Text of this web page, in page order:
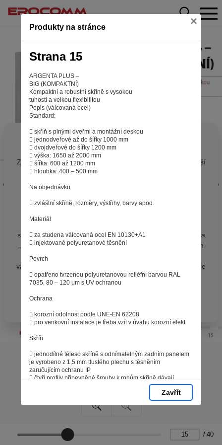
Produkty na stránce ×
Strana 15
ARGENTA PLUS –
BIG (KOMPAKTNÍ)
Kompaktní a robustní skříně s vysokou
tuhostí a velkou flexibilitou
Popis (válcovaná ocel)
Standard:
 skříň s plnými dveřmi a montážní deskou
 jednodveřové až do šířky 1000 mm
 dvojdveřové do šířky 1200 mm
 výška: 1650 až 2000 mm
 šířka: 600 až 1200 mm
 hloubka: 400 – 500 mm
Na objednávku
 zvláštní skříně, rozměry, výstřihy, barvy apod.
Materiál
 za studena válcovaná ocel EN 10130+A1
 injektované polyuretanové těsnění
Povrch
 opatřeno tvrzenou polyuretanovou reliéfní barvou RAL
7035, 80 – 120 μm s UV ochranou
Ochrana
 korozní odolnost podle UNE-EN 62208
 pro venkovní instalace je třeba vzít v úvahu korozní efekt
Skříň
 jednodílné těleso skříně s odnímatelným zadním panelem
je vyrobeno z 1,5 mm tlustého plechu s těsněním
zaručujícím ochranu IP
 čtyři profily připevněné šrouby k rohům skříně dávají
 montážní deska je smontovaná
Zavřít
/ 40
Aby web fungoval tak, jak ho znáte (souhlas
s cookies)
Záleží nám na tom, aby pro vás nakupování bylo co nejlepší
zážitkem. Abyste na našich stránkách rychle našli to, co
hledáte, ušetřili spoustu klikání a nezobrazovaly se vám
v zobrazení na které jste zvyklí a nemuseli se pokaždé
se dočasně ukládají ve vašem prohlížeči. Stisknutím tlačítka
„V pořádku“ souhlasíte s nastavením cookies tak, abychom
vám poskytovali smysluplné a užitečné služby na základě
vašich údajů. Svůj souhlas můžete kdykoli změnit na stránce
zpracování osobních údajů.
Spravovat cookies